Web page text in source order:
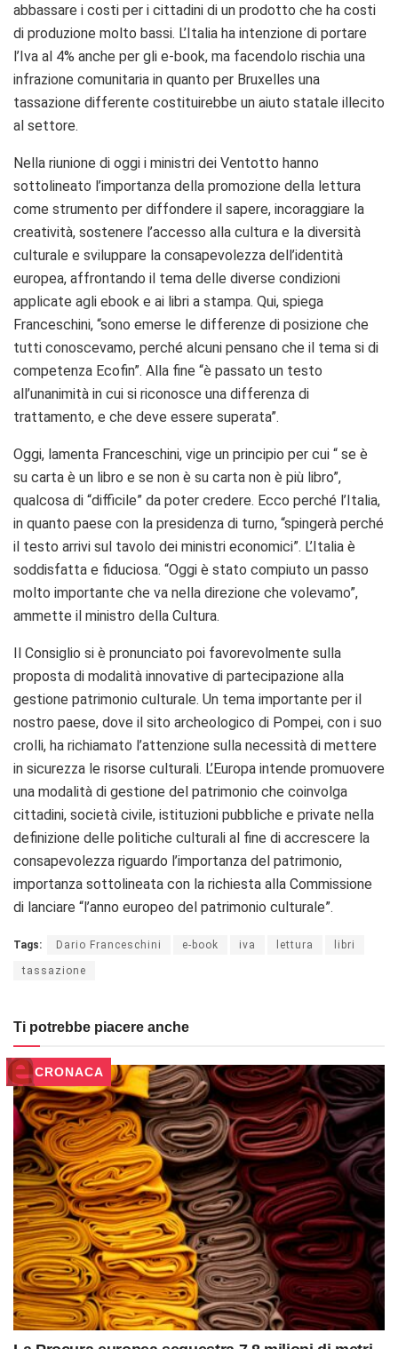
abbassare i costi per i cittadini di un prodotto che ha costi
di produzione molto bassi. L’Italia ha intenzione di portare
l’Iva al 4% anche per gli e-book, ma facendolo rischia una
infrazione comunitaria in quanto per Bruxelles una
tassazione differente costituirebbe un aiuto statale illecito
al settore.
Nella riunione di oggi i ministri dei Ventotto hanno
sottolineato l’importanza della promozione della lettura
come strumento per diffondere il sapere, incoraggiare la
creatività, sostenere l’accesso alla cultura e la diversità
culturale e sviluppare la consapevolezza dell’identità
europea, affrontando il tema delle diverse condizioni
applicate agli ebook e ai libri a stampa. Qui, spiega
Franceschini, “sono emerse le differenze di posizione che
tutti conoscevamo, perché alcuni pensano che il tema si di
competenza Ecofin”. Alla fine “è passato un testo
all’unanimità in cui si riconosce una differenza di
trattamento, e che deve essere superata”.
Oggi, lamenta Franceschini, vige un principio per cui “ se è
su carta è un libro e se non è su carta non è più libro”,
qualcosa di “difficile” da poter credere. Ecco perché l’Italia,
in quanto paese con la presidenza di turno, “spingerà perché
il testo arrivi sul tavolo dei ministri economici”. L’Italia è
soddisfatta e fiduciosa. “Oggi è stato compiuto un passo
molto importante che va nella direzione che volevamo”,
ammette il ministro della Cultura.
Il Consiglio si è pronunciato poi favorevolmente sulla
proposta di modalità innovative di partecipazione alla
gestione patrimonio culturale. Un tema importante per il
nostro paese, dove il sito archeologico di Pompei, con i suo
crolli, ha richiamato l’attenzione sulla necessità di mettere
in sicurezza le risorse culturali. L’Europa intende promuovere
una modalità di gestione del patrimonio che coinvolga
cittadini, società civile, istituzioni pubbliche e private nella
definizione delle politiche culturali al fine di accrescere la
consapevolezza riguardo l’importanza del patrimonio,
importanza sottolineata con la richiesta alla Commissione
di lanciare “l’anno europeo del patrimonio culturale”.
Tags: Dario Franceschini e-book iva lettura libri
tassazione
Ti potrebbe piacere anche
CRONACA